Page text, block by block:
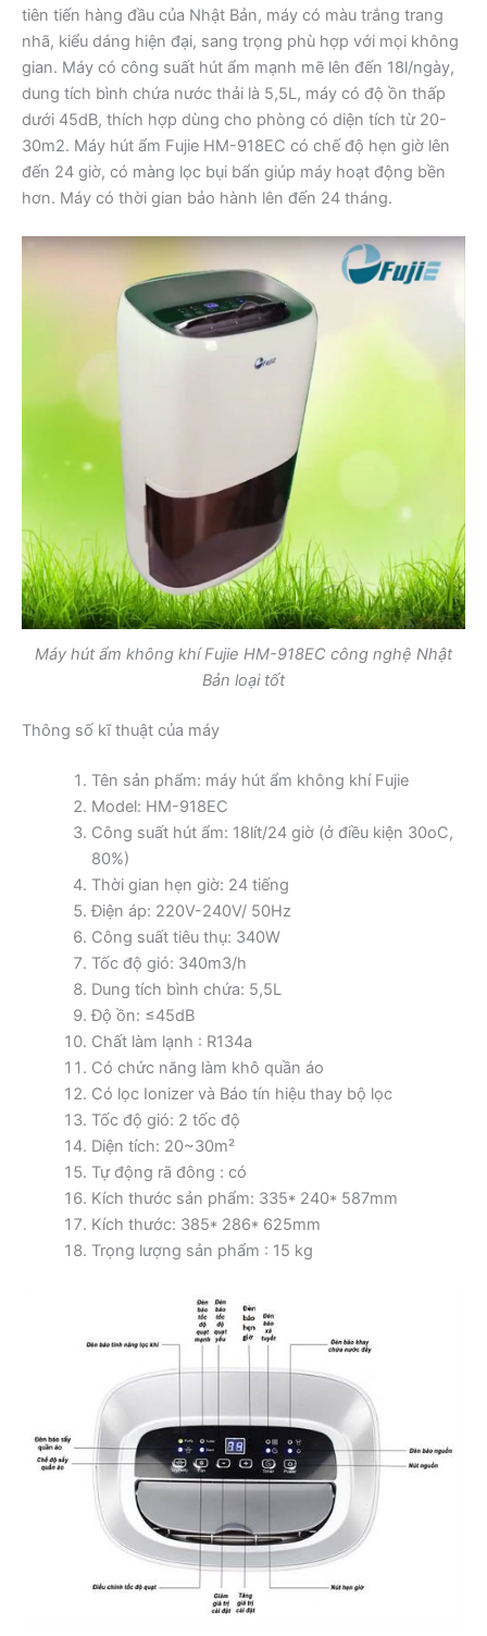
tiên tiến hàng đầu của Nhật Bản, máy có màu trắng trang
nhã, kiểu dáng hiện đại, sang trọng phù hợp với mọi không
gian. Máy có công suất hút ẩm mạnh mẽ lên đến 18l/ngày,
dung tích bình chứa nước thải là 5,5L, máy có độ ồn thấp
dưới 45dB, thích hợp dùng cho phòng có diện tích từ 20-
30m2. Máy hút ẩm Fujie HM-918EC có chế độ hẹn giờ lên
đến 24 giờ, có màng lọc bụi bẩn giúp máy hoạt động bền
hơn. Máy có thời gian bảo hành lên đến 24 tháng.
Máy hút ẩm không khí Fujie HM-918EC công nghệ Nhật
Bản loại tốt
Thông số kĩ thuật của máy
Tên sản phẩm: máy hút ẩm không khí Fujie
Model: HM-918EC
Công suất hút ẩm: 18lít/24 giờ (ở điều kiện 30oC,
80%)
Thời gian hẹn giờ: 24 tiếng
Điện áp: 220V-240V/ 50Hz
Công suất tiêu thụ: 340W
Tốc độ gió: 340m3/h
Dung tích bình chứa: 5,5L
Độ ồn: ≤45dB
Chất làm lạnh : R134a
Có chức năng làm khô quần áo
Có lọc Ionizer và Báo tín hiệu thay bộ lọc
Tốc độ gió: 2 tốc độ
Diện tích: 20~30m²
Tự động rã đông : có
Kích thước sản phẩm: 335* 240* 587mm
Kích thước: 385* 286* 625mm
Trọng lượng sản phẩm : 15 kg